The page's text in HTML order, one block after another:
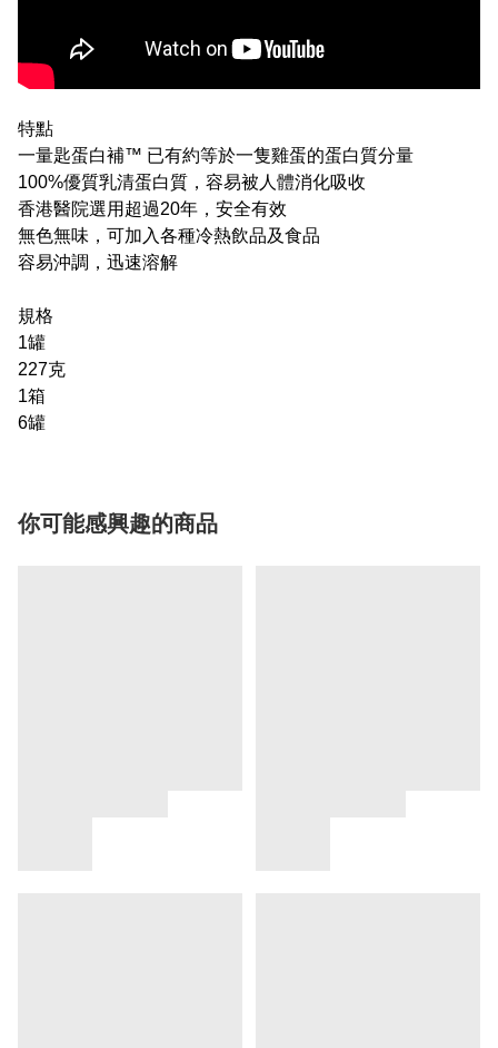
特點
一量匙蛋白補™ 已有約等於一隻雞蛋的蛋白質分量
100%優質乳清蛋白質，容易被人體消化吸收
香港醫院選用超過20年，安全有效
無色無味，可加入各種冷熱飲品及食品
容易沖調，迅速溶解
規格
1罐
227克
1箱
6罐
你可能感興趣的商品